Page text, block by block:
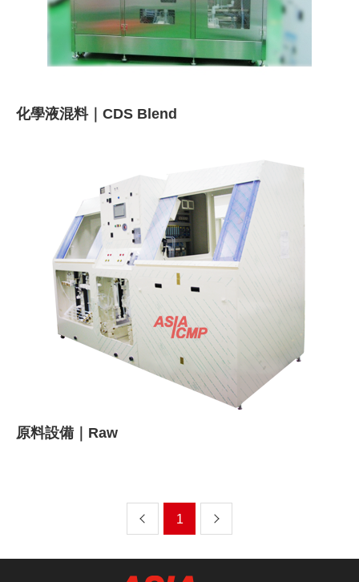
化學液混料｜CDS Blend
原料設備｜Raw
上 1 下